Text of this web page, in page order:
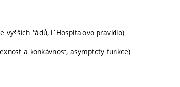
vyšších řádů, l´Hospitalovo pravidlo)
a konkávnost, asymptoty funkce)